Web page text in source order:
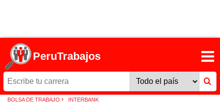
PeruTrabajos
BOLSA DE TRABAJO › INTERBANK